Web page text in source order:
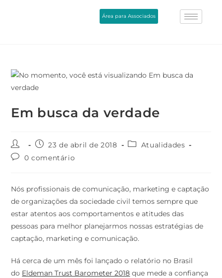
Área para Associados
Em busca da verdade
23 de abril de 2018
Atualidades
0 comentário
Nós profissionais de comunicação, marketing e captação
de organizações da sociedade civil temos sempre que
estar atentos aos comportamentos e atitudes das
pessoas para melhor planejarmos nossas estratégias de
captação, marketing e comunicação.
Há cerca de um mês foi lançado o relatório no Brasil
do Eldeman Trust Barometer 2018 que mede a confiança